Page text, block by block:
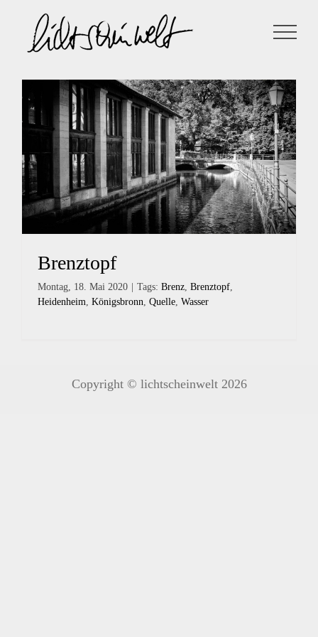
Inhalt
springen
Brenztopf
Montag, 18. Mai 2020 Tags: Brenz, Brenztopf,
Heidenheim, Königsbronn, Quelle, Wasser
Copyright © lichtscheinwelt 2026